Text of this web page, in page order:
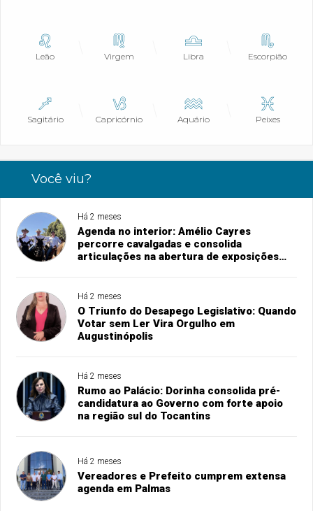
Leão Virgem Libra Escorpião
Sagitário Capricórnio Aquário Peixes
Você viu?
Há 2 meses
Agenda no interior: Amélio Cayres
percorre cavalgadas e consolida
articulações na abertura de exposições
Há 2 meses
O Triunfo do Desapego Legislativo: Quando
Votar sem Ler Vira Orgulho em
Augustinópolis
Há 2 meses
Rumo ao Palácio: Dorinha consolida pré-
candidatura ao Governo com forte apoio
na região sul do Tocantins
Há 2 meses
Vereadores e Prefeito cumprem extensa
agenda em Palmas